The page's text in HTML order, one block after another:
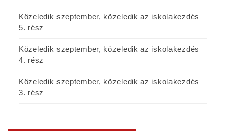
Közeledik szeptember, közeledik az iskolakezdés
5. rész
Közeledik szeptember, közeledik az iskolakezdés
4. rész
Közeledik szeptember, közeledik az iskolakezdés
3. rész